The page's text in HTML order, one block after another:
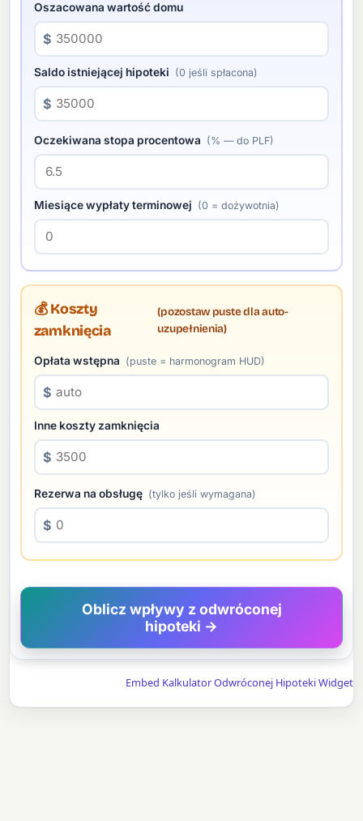
Oszacowana wartość domu
$
Saldo istniejącej hipoteki (0 jeśli spłacona)
$
Oczekiwana stopa procentowa (% — do PLF)
Miesiące wypłaty terminowej (0 = dożywotnia)
💰 Koszty
zamknięcia
(pozostaw puste dla auto-
uzupełnienia)
Opłata wstępna (puste = harmonogram HUD)
$
Inne koszty zamknięcia
$
Rezerwa na obsługę (tylko jeśli wymagana)
$
Oblicz wpływy z odwróconej
hipoteki →
Embed Kalkulator Odwróconej Hipoteki Widget